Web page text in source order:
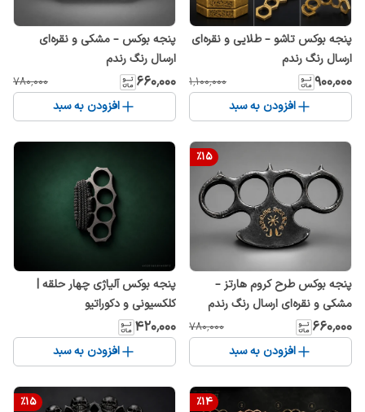
پنجه بوکس تاشو – طلایی و نقره‌ای
ارسال رنگ رندم
۹۰۰٬۰۰۰ ۱٬۱۰۰٬۰۰۰
افزودن به سبد
پنجه بوکس – مشکی و نقره‌ای
ارسال رنگ رندم
۶۶۰٬۰۰۰ ۷۸۰٬۰۰۰
افزودن به سبد
%15
پنجه بوکس طرح کروم هارتز –
مشکی و نقره‌ای ارسال رنگ رندم
۶۶۰٬۰۰۰ ۷۸۰٬۰۰۰
افزودن به سبد
پنجه بوکس آلیاژی چهار حلقه |
کلکسیونی و دکوراتیو
۴۲۰٬۰۰۰
افزودن به سبد
%14
%15